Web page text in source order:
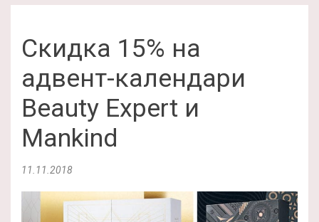
Скидка 15% на
адвент-календари
Beauty Expert и
Mankind
11.11.2018